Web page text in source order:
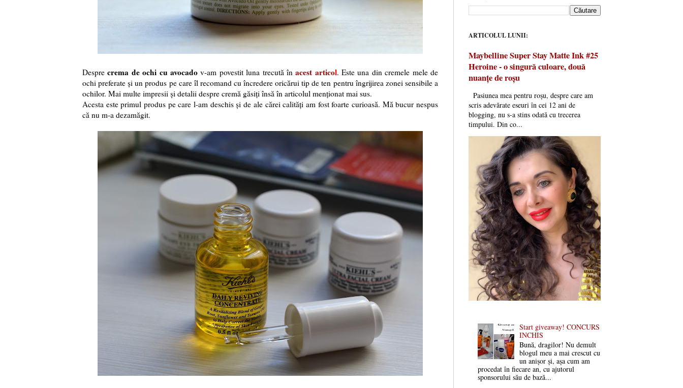
Desprecrema de ochi cu avocadov-am povestit luna trecută înacest articol. Este una din cremele mele de
ochi preferate și un produs pe care îl recomand cu încredere oricărui tip de ten pentru îngrijirea zonei sensibile a
ochilor. Mai multe impresii și detalii despre cremă găsiți însă în articolul menționat mai sus.
Acesta este primul produs pe care l-am deschis și de ale cărei calități am fost foarte curioasă. Mă bucur nespus
că nu m-a dezamăgit.
ARTICOLUL LUNII:
Maybelline Super Stay Matte Ink #25
Heroine - o singură culoare, două
nuanțe de roșu
Pasiunea mea pentru roșu, despre care am
scris adevărate eseuri în cei 12 ani de
blogging, nu s-a stins odată cu trecerea
timpului. Din co...
Start giveaway! CONCURS
INCHIS
Bună, dragilor! Nu demult
blogul meu a mai crescut cu
un anișor și, așa cum am
procedat în fiecare an, cu ajutorul
sponsorului său de bază...